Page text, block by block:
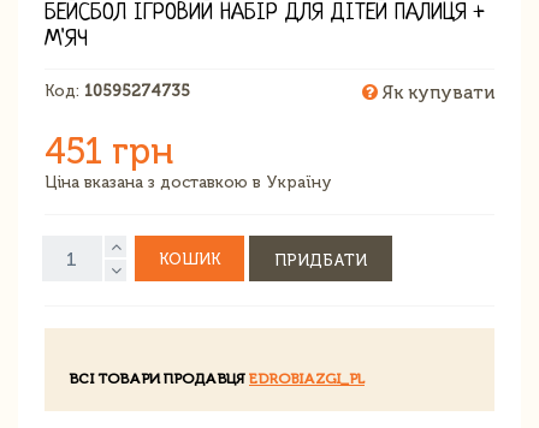
БЕЙСБОЛ ІГРОВИЙ НАБІР ДЛЯ ДІТЕЙ ПАЛИЦЯ +
М'ЯЧ
Код: 10595274735 Як купувати
451 грн
Ціна вказана з доставкою в Україну
КОШИК ПРИДБАТИ
ВСІ ТОВАРИ ПРОДАВЦЯ EDROBIAZGI_PL